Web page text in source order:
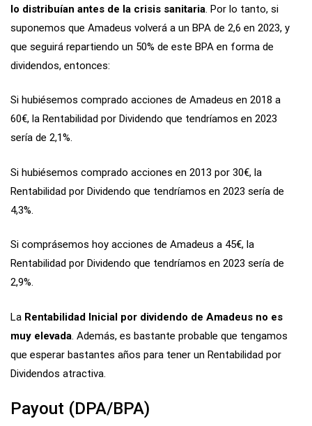
lo distribuían antes de la crisis sanitaria . Por lo tanto, si
suponemos que Amadeus volverá a un BPA de 2,6 en 2023, y
que seguirá repartiendo un 50% de este BPA en forma de
dividendos, entonces:
Si hubiésemos comprado acciones de Amadeus en 2018 a
60€, la Rentabilidad por Dividendo que tendríamos en 2023
sería de 2,1%.
Si hubiésemos comprado acciones en 2013 por 30€, la
Rentabilidad por Dividendo que tendríamos en 2023 sería de
4,3%.
Si comprásemos hoy acciones de Amadeus a 45€, la
Rentabilidad por Dividendo que tendríamos en 2023 sería de
2,9%.
La Rentabilidad Inicial por dividendo de Amadeus no es
muy elevada . Además, es bastante probable que tengamos
que esperar bastantes años para tener un Rentabilidad por
Dividendos atractiva.
Payout (DPA/BPA)